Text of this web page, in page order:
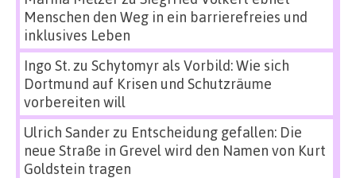
Menschen den Weg in ein barrierefreies und
inklusives Leben
Ingo St.zu Schytomyr als Vorbild: Wie sich
Dortmund auf Krisen und Schutzräume
vorbereiten will
Ulrich Sanderzu Entscheidung gefallen: Die
neue Straße in Grevel wird den Namen von Kurt
Goldstein tragen